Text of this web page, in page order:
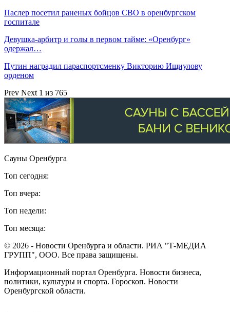
Паслер посетил раненых бойцов СВО в оренбургском
госпитале
Девушка-арбитр и голы в первом тайме: «Оренбург»
одержал…
Путин наградил параспортсменку Викторию Ищиулову
орденом
Prev Next 1 из 765
Сауны Оренбурга
Топ сегодня:
Топ вчера:
Топ недели:
Топ месяца:
© 2026 - Новости Оренбурга и области. РИА "Т-МЕДИА
ГРУПП", ООО. Все права защищены.
Информационный портал Оренбурга. Новости бизнеса,
политики, культуры и спорта. Гороскоп. Новости
Оренбургской области.